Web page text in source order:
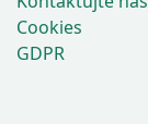
Cookies
GDPR